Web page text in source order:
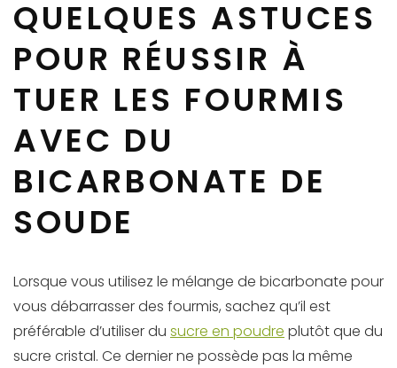
QUELQUES ASTUCES
POUR RÉUSSIR À
TUER LES FOURMIS
AVEC DU
BICARBONATE DE
SOUDE
Lorsque vous utilisez le mélange de bicarbonate pour
vous débarrasser des fourmis, sachez qu’il est
préférable d’utiliser du sucre en poudre plutôt que du
sucre cristal. Ce dernier ne possède pas la même